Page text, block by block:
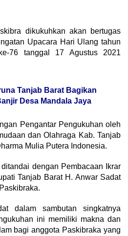
dikukuhkan akan bertugas
Upacara Hari Ulang tahun
76 tanggal 17 Agustus 2021
Tanjab Barat Bagikan
Desa Mandala Jaya
Pengantar Pengukuhan oleh
dan Olahraga Kab. Tanjab
Mulia Putera Indonesia.
dengan Pembacaan Ikrar
Tanjab Barat H. Anwar Sadat
dalam sambutan singkatnya
ini memiliki makna dan
bagi anggota Paskibraka yang